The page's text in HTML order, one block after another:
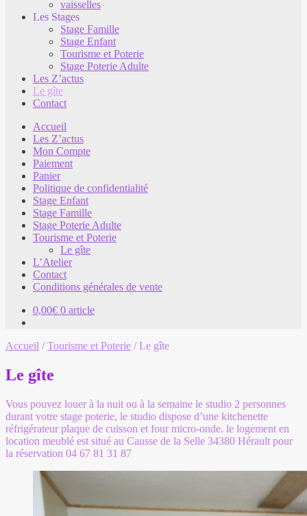
vaisselles
Les Stages
Stage Famille
Stage Enfant
Tourisme et Poterie
Stage Poterie Adulte
Les Z’actus
Le gîte
Contact
Accueil
Les Z’actus
Mon Compte
Paiement
Panier
Politique de confidentialité
Stage Enfant
Stage Famille
Stage Poterie Adulte
Tourisme et Poterie
Le gîte
L’Atelier
Contact
Conditions générales de vente
0,00€ 0 article
Accueil /Tourisme et Poterie /Le gîte
Le gîte
Vous pouvez louer à la nuit ou à la semaine le studio 2 personnes
durant votre stage poterie, le studio dispose d’une kitchenette
réfrigérateur plaque de cuisson et four micro-onde. le logement en
location meublé est situé au Causse de la Selle 34380 Hérault pour
la réservation 04 67 81 31 87